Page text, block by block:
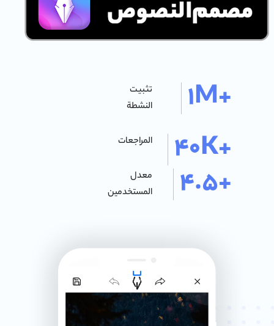
+1M
تثبيت
النشطة
+40K المراجعات
+4.5
معدل
المستخدمين